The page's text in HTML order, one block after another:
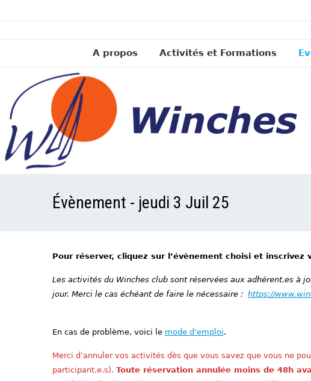
A propos Activités et Formations
Évènement - jeudi 3 Juil 25
Pour réserver, cliquez sur l’évènement choisi et inscrivez
Les activités du Winches club sont réservées aux adhérent.es à
jour. Merci le cas échéant de faire le nécessaire : https://
En cas de problème, voici le mode d’emploi.
Merci d’annuler vos activités dès que vous savez que vous ne
participant.e.s). Toute réservation annulée moins de 48h